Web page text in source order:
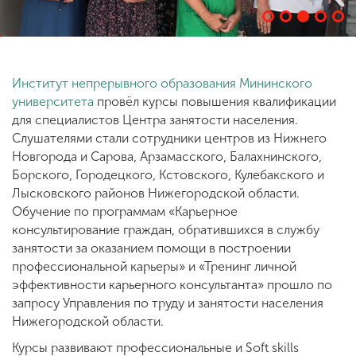
Приемная
Институт непрерывного образования Мининского
университета провёл курсы повышения квалификации
для специалистов Центра занятости населения.
Слушателями стали сотрудники центров из Нижнего
Новгорода и Сарова, Арзамасского, Балахнинского,
Борского, Городецкого, Кстовского, Кулебакского и
Лысковского районов Нижегородской области.
Обучение по программам «Карьерное
консультирование граждан, обратившихся в службу
занятости за оказанием помощи в построении
профессиональной карьеры» и «Тренинг личной
эффективности карьерного консультанта» прошло по
запросу Управления по труду и занятости населения
Нижегородской области.
Курсы развивают профессиональные и Soft skills